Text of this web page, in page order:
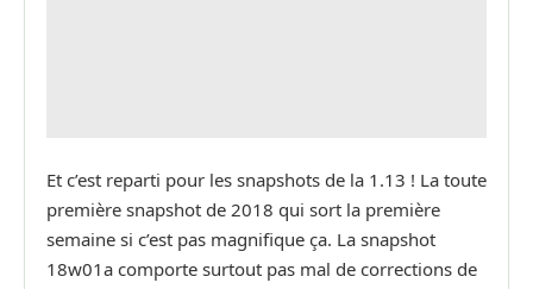
Et c’est reparti pour les snapshots de la 1.13 ! La toute
première snapshot de 2018 qui sort la première
semaine si c’est pas magnifique ça. La snapshot
18w01a comporte surtout pas mal de corrections de